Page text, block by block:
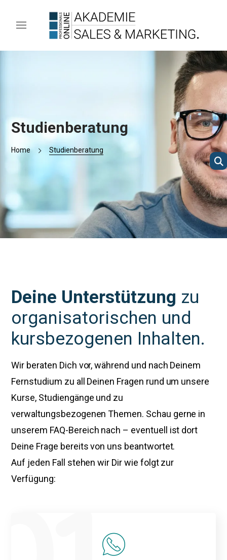
Studienberatung
Home Studienberatung
Deine Unterstützung zu
organisatorischen und
kursbezogenen Inhalten.
Wir beraten Dich vor, während und nach Deinem
Fernstudium zu all Deinen Fragen rund um unsere
Kurse, Studiengänge und zu
verwaltungsbezogenen Themen. Schau gerne in
unserem FAQ-Bereich nach – eventuell ist dort
Deine Frage bereits von uns beantwortet.
Auf jeden Fall stehen wir Dir wie folgt zur
Verfügung: